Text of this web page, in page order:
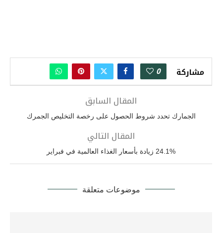
مشاركة 0
المقال السابق
الجمارك تحدد شروط الحصول على رخصة التخليص الجمرك
المقال التالي
24.1% زيادة بأسعار الغذاء العالمية في فبراير
موضوعات متعلقة